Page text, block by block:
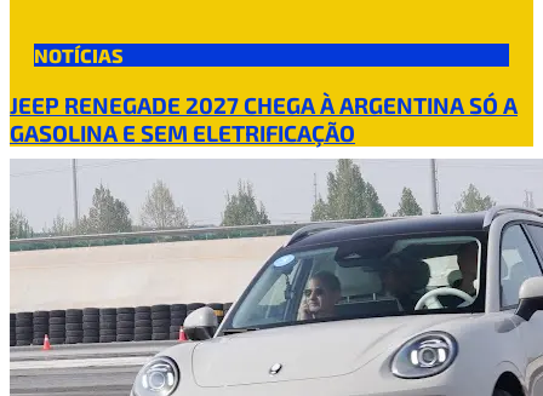
NOTÍCIAS
JEEP RENEGADE 2027 CHEGA À ARGENTINA SÓ A
GASOLINA E SEM ELETRIFICAÇÃO